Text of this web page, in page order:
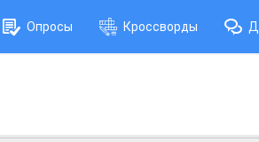
Опросы Кроссворды